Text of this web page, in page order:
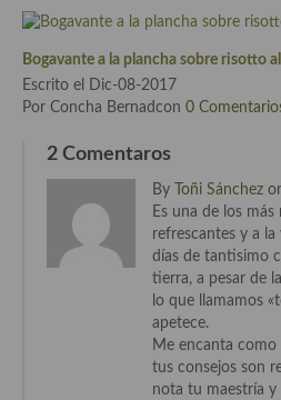
Cocina del Pacifico
Cocina filipina
Cocina de Hawái
Cocina de Madagascar
Cocina Sudafrinaca
Cocina del Congo
Bogavante a la plancha sobre risotto
Escrito el Dic-08-2017
Por Concha Bernadcon 0
2 Comentaros
By Toñi Sánchez
Es una de los más
refrescantes y a la
días de tantisimo
tierra, a pesar de
lo que llamamos
apetece.
Me encanta como
tus consejos son
nota tu maestría y